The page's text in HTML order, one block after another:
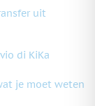
uit
di KiKa
je moet weten